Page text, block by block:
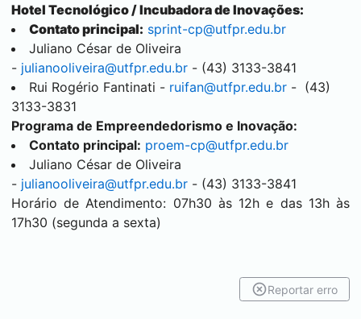
Hotel Tecnológico / Incubadora de Inovações:
Contato principal: sprint-cp@utfpr.edu.br
Juliano César de Oliveira
- julianooliveira@utfpr.edu.br - (43) 3133-3841
Rui Rogério Fantinati - ruifan@utfpr.edu.br - (43)
3133-3831
Programa de Empreendedorismo e Inovação:
Contato principal: proem-cp@utfpr.edu.br
Juliano César de Oliveira
- julianooliveira@utfpr.edu.br - (43) 3133-3841
Horário de Atendimento: 07h30 às 12h e das 13h às
17h30 (segunda a sexta)
Reportar erro